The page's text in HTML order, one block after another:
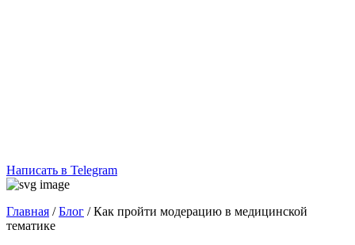
Написать в Telegram
Главная /Блог /Как пройти модерацию в медицинской
тематике